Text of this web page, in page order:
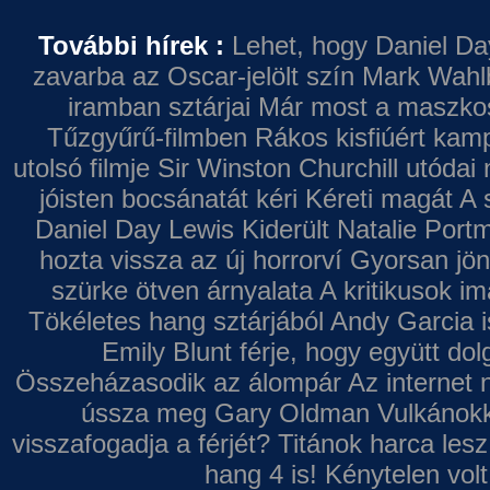
További hírek : Lehet, hogy Daniel
zavarba az Oscar-jelölt szín Mark
iramban sztárjai Már most a
Tűzgyűrű-filmben Rákos kisfiúért
utolsó filmje Sir Winston Churchill utódai
jóisten bocsánatát kéri Kéreti magát A
Daniel Day Lewis Kiderült Natalie
hozta vissza az új horrorví Gyorsan
szürke ötven árnyalata A kritikusok
Tökéletes hang sztárjából Andy Garcia
Emily Blunt férje, hogy együtt
Összeházasodik az álompár Az internet
ússza meg Gary Oldman
visszafogadja a férjét? Titánok harca
hang 4 is! Kénytelen